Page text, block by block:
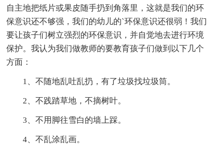
自主地把纸片或果皮随手扔到角落里，这就是我们的环
保意识还不够强，我们的幼儿的`环保意识还很弱！我们
要让孩子们树立强烈的环保意识，并自觉地去进行环境
保护。我认为我们做教师的要教育孩子们做到以下几个
方面：
1、不随地乱吐乱扔，有了垃圾找垃圾筒。
2、不践踏草地，不摘树叶。
3、不用脚往雪白的墙上踩。
4、不乱涂乱画。